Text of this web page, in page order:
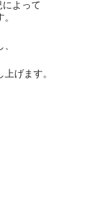
よって
げます。